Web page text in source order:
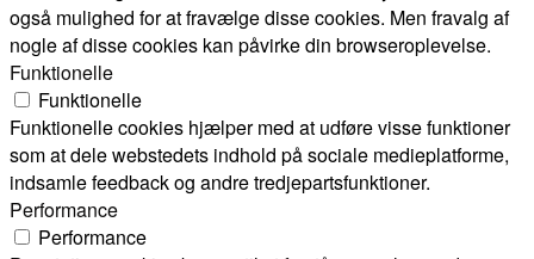
også mulighed for at fravælge disse cookies. Men fravalg af
nogle af disse cookies kan påvirke din browseroplevelse.
Funktionelle
Funktionelle
Funktionelle cookies hjælper med at udføre visse funktioner
som at dele webstedets indhold på sociale medieplatforme,
indsamle feedback og andre tredjepartsfunktioner.
Performance
Performance